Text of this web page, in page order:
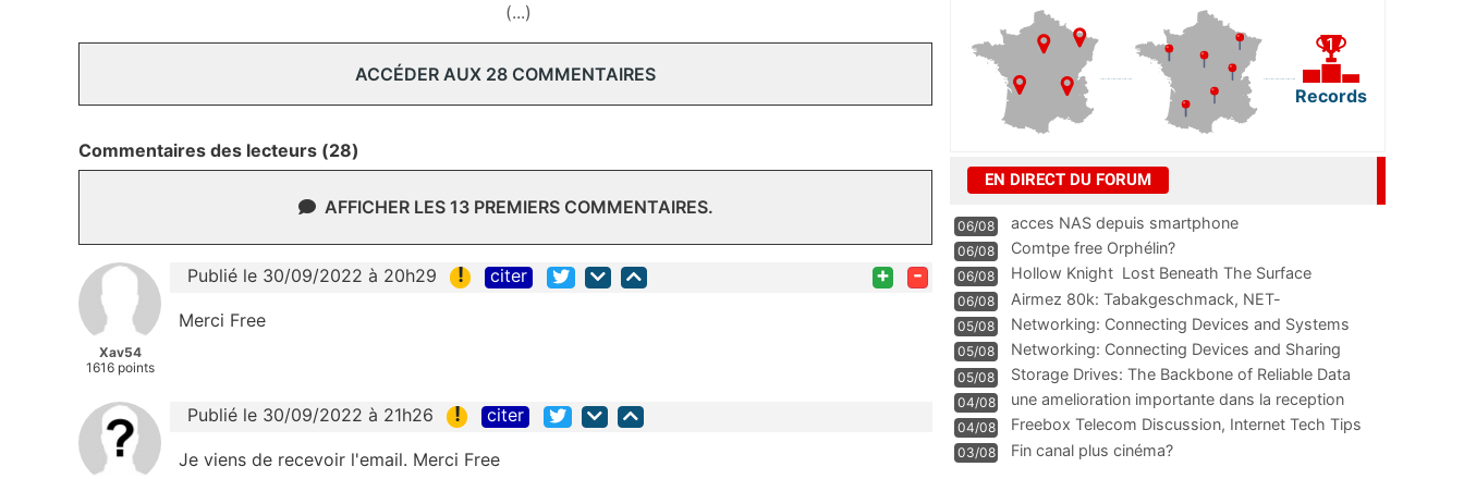
(...)
ACCÉDER AUX 28 COMMENTAIRES
Commentaires des lecteurs (28)
AFFICHER LES 13 PREMIERS COMMENTAIRES.
Xav54
1616 points
Publié le 30/09/2022 à 20h29 ! citer + -
Merci Free
Publié le 30/09/2022 à 21h26 ! citer
Je viens de recevoir l'email. Merci Free
Records
EN DIRECT DU FORUM
06/08 acces NAS depuis smartphone
06/08 Comtpe free Orphélin?
06/08 Hollow Knight  Lost Beneath The Surface
06/08
Airmez 80k: Tabakgeschmack, NET-
Technologie und Leistung im
05/08 Networking: Connecting Devices and Systems
05/08
Networking: Connecting Devices and Sharing
Information
05/08
Storage Drives: The Backbone of Reliable Data
Management
04/08
une amelioration importante dans la reception
WIFI
04/08
Freebox Telecom Discussion, Internet Tech Tips
Communi
03/08 Fin canal plus cinéma?